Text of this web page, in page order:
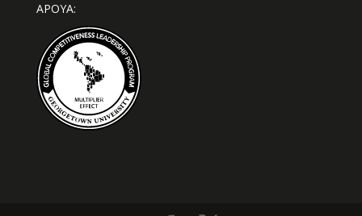
APOYA: